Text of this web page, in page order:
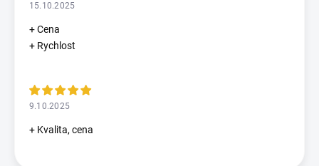
15.10.2025
+ Cena
+ Rychlost
9.10.2025
+ Kvalita, cena